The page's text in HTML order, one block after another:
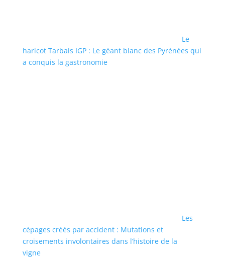
Le
haricot Tarbais IGP : Le géant blanc des Pyrénées qui
a conquis la gastronomie
Les
cépages créés par accident : Mutations et
croisements involontaires dans l’histoire de la
vigne